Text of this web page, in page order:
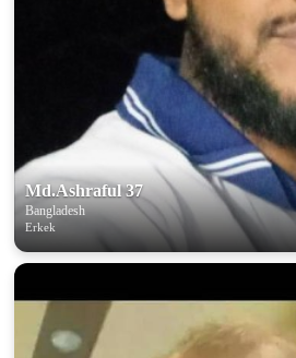
Md.Ashraful 37
Bangladesh
Erkek